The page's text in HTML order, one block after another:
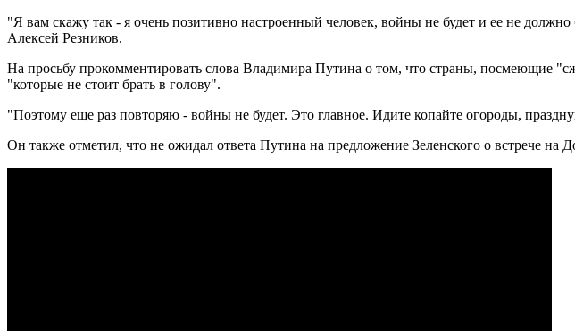
"Я вам скажу так - я очень позитивно настроенный человек, войны не будет и ее не
Алексей Резников.
На просьбу прокомментировать слова Владимира Путина о том, что страны, посмеющие
"которые не стоит брать в голову".
"Поэтому еще раз повторяю - войны не будет. Это главное. Идите копайте огороды,
Он также отметил, что не ожидал ответа Путина на предложение Зеленского о встрече на